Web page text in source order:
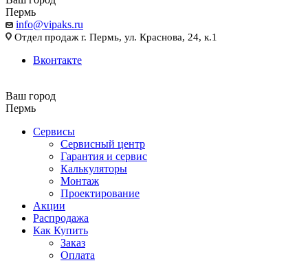
Пермь
info@vipaks.ru
Отдел продаж г. Пермь, ул. Краснова, 24, к.1
Вконтакте
Ваш город
Пермь
Сервисы
Сервисный центр
Гарантия и сервис
Калькуляторы
Монтаж
Проектирование
Акции
Распродажа
Как Купить
Заказ
Оплата